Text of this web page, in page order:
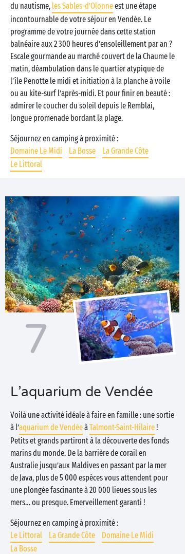
du nautisme, les Sables-d’Olonneest une étape
incontournable de votre séjour en Vendée. Le
programme de votre journée dans cette station
balnéaire aux 2 300 heures d’ensoleillement par an ?
Escale gourmande au marché couvert de la Chaume le
matin, déambulation dans le quartier atypique de
l’île Penotte le midi et initiation à la planche à voile
ou au kite-surf l’après-midi. Et pour finir en beauté :
admirer le coucher du soleil depuis le Remblai,
longue promenade bordant la plage.
Séjournez en camping à proximité :
Domaine Le Midi
La Bosse
La Grande Côte
Le Littoral
7
L’aquarium de Vendée
Voilà une activité idéale à faire en famille : une sortie
à l’aquarium de VendéeàTalmont-Saint-Hilaire!
Petits et grands partiront à la découverte des fonds
marins du monde. De la barrière de corail en
Australie jusqu’aux Maldives en passant par la mer
de Java, plus de 5 000 espèces vous attendent pour
une plongée fascinante à 20 000 lieues sous les
mers… ou presque. Emerveillement garanti !
Séjournez en camping à proximité :
Le Littoral
La Grande Côte
Domaine Le Midi
La Bosse